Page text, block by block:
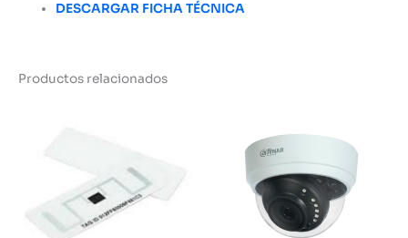
DESCARGAR FICHA TÉCNICA
Productos relacionados